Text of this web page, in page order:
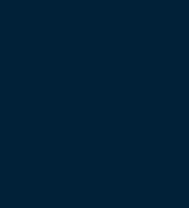
teď?